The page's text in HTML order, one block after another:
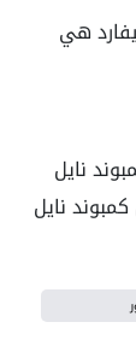
هي
نايل
نايل